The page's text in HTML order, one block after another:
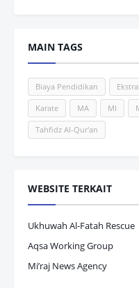
MAIN TAGS
Biaya Pendidikan
Karate MA MI
Tahfidz Al-Qur'an
WEBSITE TERKAIT
Ukhuwah Al-Fatah Rescue
Aqsa Working Group
Mi’raj News Agency